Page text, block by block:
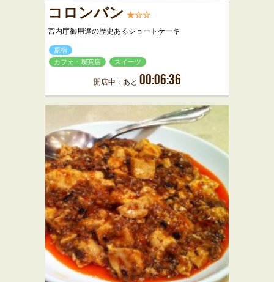
コロンバン ★☆☆
宮内庁御用達の歴史あるショートケーキ
原宿
カフェ・喫茶店
スイーツ
開店中：あと 00:06:36